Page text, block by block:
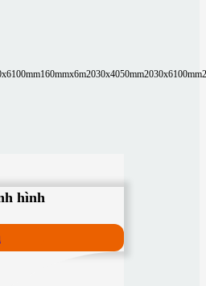
160mmx6m2030x4050mm2030x6100mm
hình